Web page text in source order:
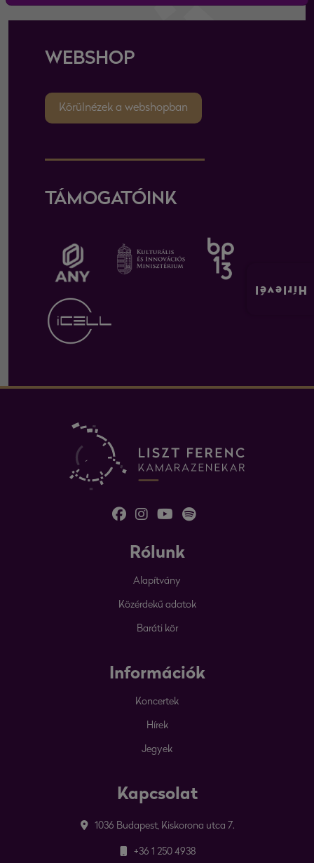
WEBSHOP
Körülnézek a webshopban
TÁMOGATÓINK
Hírlevél
Rólunk
Alapítvány
Közérdekű adatok
Baráti kör
Információk
Koncertek
Hírek
Jegyek
Kapcsolat
1036 Budapest, Kiskorona utca 7.
+36 1 250 4938